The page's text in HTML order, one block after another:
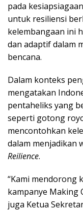
pada
untuk resiliensi
kelembangaan ini
dan adaptif dalam
bencana.
Dalam konteks
mengatakan
pentaheliks yang
seperti gotong
mencontohkan
dalam menjadikan
Reilience.
“Kami mendorong
kampanye Making
juga Ketua